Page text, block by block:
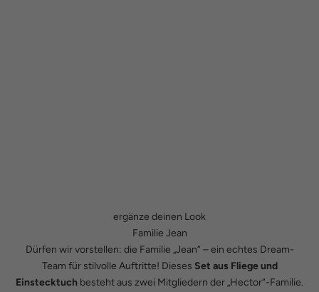
ergänze deinen Look
Familie Jean
Dürfen wir vorstellen: die Familie „Jean“ – ein echtes Dream-
Team für stilvolle Auftritte! Dieses Set aus Fliege und
Einstecktuch besteht aus zwei Mitgliedern der „Hector“-Familie.